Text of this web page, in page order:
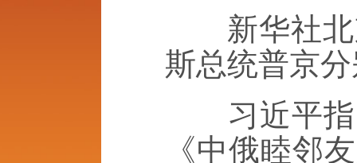
新华社北
斯总统普京
习近平指
《中俄睦邻